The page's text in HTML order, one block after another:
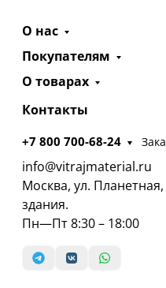
О нас
Покупателям
О товарах
Контакты
+7 800 700-68-24
info@vitrajmaterial.ru
Москва, ул.
здания.
Пн—Пт 8:30 – 18:00